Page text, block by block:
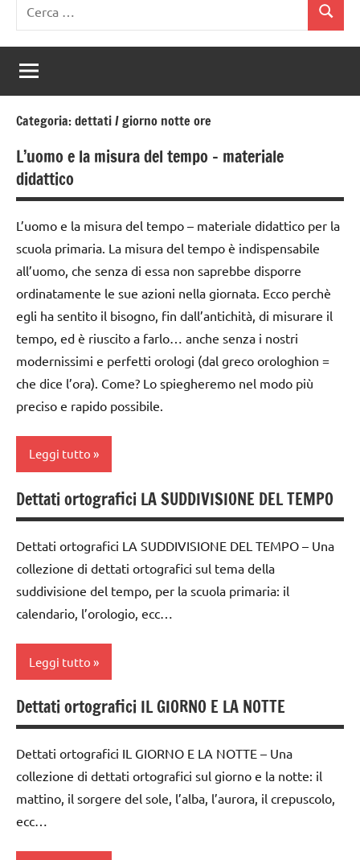
per:
Cerca
Categoria:dettati / giorno notte ore
L’uomo e la misura del tempo – materiale
didattico
L’uomo e la misura del tempo – materiale didattico per la
scuola primaria. La misura del tempo è indispensabile
all’uomo, che senza di essa non saprebbe disporre
ordinatamente le sue azioni nella giornata. Ecco perchè
egli ha sentito il bisogno, fin dall’antichità, di misurare il
tempo, ed è riuscito a farlo… anche senza i nostri
modernissimi e perfetti orologi (dal greco orologhion =
che dice l’ora). Come? Lo spiegheremo nel modo più
preciso e rapido possibile.
Leggi tutto
classe
2a
classe
3a
4a
5a
dai
dettati
notte
ore
Dettati ortografici LA SUDDIVISIONE DEL TEMPO
Dettati ortografici LA SUDDIVISIONE DEL TEMPO – Una
collezione di dettati ortografici sul tema della
suddivisione del tempo, per la scuola primaria: il
calendario, l’orologio, ecc…
Leggi tutto
dettati
/
giorno
notte
dettati
Dettati ortografici IL GIORNO E LA NOTTE
Dettati ortografici IL GIORNO E LA NOTTE – Una
collezione di dettati ortografici sul giorno e la notte: il
mattino, il sorgere del sole, l’alba, l’aurora, il crepuscolo,
ecc…